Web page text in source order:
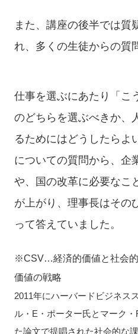
また、講座の後半では質
れ、多くの生徒からの質
仕事を選ぶにあたり「こ
のどちらを選ぶべきか、
るためにはどうしたらよ
についての質問から、
や、国の改革に必要なこ
が上がり、理事長はその
って答えていました。
※CSV…経済的価値と社会
価値の戦略
2011年にハーバードビジネス
ル・E・ポーター氏とマーク
た論文で提唱された社会的な